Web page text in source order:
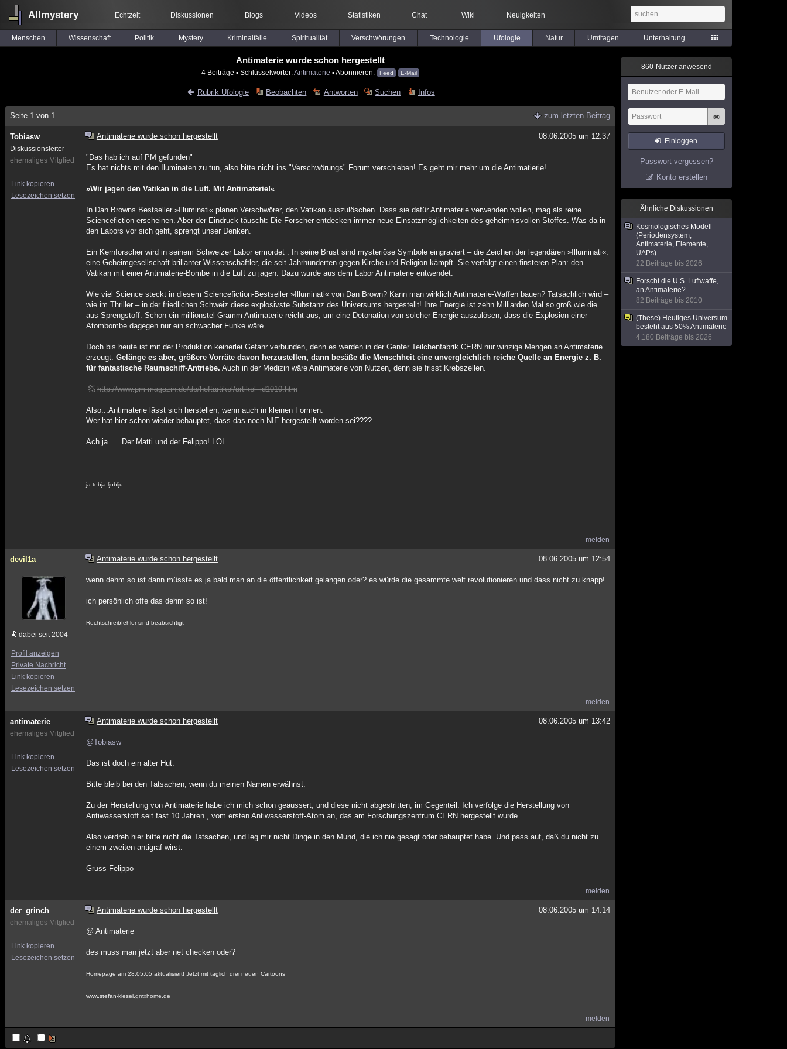
Allmystery Echtzeit Diskussionen Blogs Videos Statistiken Chat Wiki Neuigkeiten
Menschen Wissenschaft Politik Mystery Kriminalfälle Spiritualität Verschwörungen Technologie Ufologie Natur Umfragen Unterhaltung
Antimaterie wurde schon hergestellt
4 Beiträge ▪ Schlüsselwörter:Antimaterie ▪ Abonnieren: Feed E-Mail
Rubrik Ufologie Beobachten Antworten Suchen Infos
Seite 1 von 1 zum letzten Beitrag
Tobiasw
Diskussionsleiter
ehemaliges Mitglied
Link kopieren
Lesezeichen setzen
Antimaterie wurde schon hergestellt 08.06.2005 um 12:37
"Das hab ich auf PM gefunden"
Es hat nichts mit den Iluminaten zu tun, also bitte nicht ins "Verschwörungs" Forum verschieben! Es geht mir mehr um die Antimatierie!
»Wir jagen den Vatikan in die Luft. Mit Antimaterie!«
In Dan Browns Bestseller »Illuminati« planen Verschwörer, den Vatikan auszulöschen. Dass sie dafür Antimaterie verwenden wollen, mag als reine
Sciencefiction erscheinen. Aber der Eindruck täuscht: Die Forscher entdecken immer neue Einsatzmöglichkeiten des geheimnisvollen Stoffes. Was da in
den Labors vor sich geht, sprengt unser Denken.
Ein Kernforscher wird in seinem Schweizer Labor ermordet . In seine Brust sind mysteriöse Symbole eingraviert – die Zeichen der legendären »Illuminati«:
eine Geheimgesellschaft brillanter Wissenschaftler, die seit Jahrhunderten gegen Kirche und Religion kämpft. Sie verfolgt einen finsteren Plan: den
Vatikan mit einer Antimaterie-Bombe in die Luft zu jagen. Dazu wurde aus dem Labor Antimaterie entwendet.
Wie viel Science steckt in diesem Sciencefiction-Bestseller »Illuminati« von Dan Brown? Kann man wirklich Antimaterie-Waffen bauen? Tatsächlich wird –
wie im Thriller – in der friedlichen Schweiz diese explosivste Substanz des Universums hergestellt! Ihre Energie ist zehn Milliarden Mal so groß wie die
aus Sprengstoff. Schon ein millionstel Gramm Antimaterie reicht aus, um eine Detonation von solcher Energie auszulösen, dass die Explosion einer
Atombombe dagegen nur ein schwacher Funke wäre.
Doch bis heute ist mit der Produktion keinerlei Gefahr verbunden, denn es werden in der Genfer Teilchenfabrik CERN nur winzige Mengen an Antimaterie
erzeugt.Gelänge es aber, größere Vorräte davon herzustellen, dann besäße die Menschheit eine unvergleichlich reiche Quelle an Energie z. B.
für fantastische Raumschiff-Antriebe. Auch in der Medizin wäre Antimaterie von Nutzen, denn sie frisst Krebszellen.
http://www.pm-magazin.de/de/heftartikel/artikel_id1010.htm
Also...Antimaterie lässt sich herstellen, wenn auch in kleinen Formen.
Wer hat hier schon wieder behauptet, dass das noch NIE hergestellt worden sei????
Ach ja..... Der Matti und der Felippo! LOL
ja tebja ljublju
melden
devil1a
dabei seit 2004
Profil anzeigen
Private Nachricht
Link kopieren
Lesezeichen setzen
Antimaterie wurde schon hergestellt 08.06.2005 um 12:54
wenn dehm so ist dann müsste es ja bald man an die öffentlichkeit gelangen oder? es würde die gesammte welt revolutionieren und dass nicht zu knapp!
ich persönlich offe das dehm so ist!
Rechtschreibfehler sind beabsichtigt
melden
antimaterie
ehemaliges Mitglied
Link kopieren
Lesezeichen setzen
Antimaterie wurde schon hergestellt 08.06.2005 um 13:42
@Tobiasw
Das ist doch ein alter Hut.
Bitte bleib bei den Tatsachen, wenn du meinen Namen erwähnst.
Zu der Herstellung von Antimaterie habe ich mich schon geäussert, und diese nicht abgestritten, im Gegenteil. Ich verfolge die Herstellung von
Antiwasserstoff seit fast 10 Jahren., vom ersten Antiwasserstoff-Atom an, das am Forschungszentrum CERN hergestellt wurde.
Also verdreh hier bitte nicht die Tatsachen, und leg mir nicht Dinge in den Mund, die ich nie gesagt oder behauptet habe. Und pass auf, daß du nicht zu
einem zweiten antigraf wirst.
Gruss Felippo
melden
der_grinch
ehemaliges Mitglied
Link kopieren
Lesezeichen setzen
Antimaterie wurde schon hergestellt 08.06.2005 um 14:14
@ Antimaterie
des muss man jetzt aber net checken oder?
Homepage am 28.05.05 aktualisiert! Jetzt mit täglich drei neuen Cartoons
www.stefan-kiesel.gmxhome.de
melden
860 Nutzer anwesend
Einloggen
Passwort vergessen?
Konto erstellen
Ähnliche Diskussionen
Kosmologisches Modell
(Periodensystem,
Antimaterie, Elemente,
UAPs)
22 Beiträge bis 2026
Forscht die U.S. Luftwaffe,
an Antimaterie?
82 Beiträge bis 2010
(These) Heutiges Universum
besteht aus 50% Antimaterie
4.180 Beiträge bis 2026